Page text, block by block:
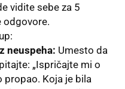
vidite sebe za 5
odgovore.
neuspeha: Umesto da
„Ispričajte mi o
propao. Koja je bila